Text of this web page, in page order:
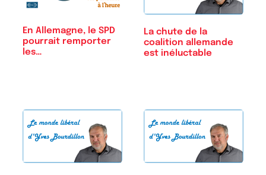
En Allemagne, le SPD
pourrait remporter
les…
La chute de la
coalition allemande
est inéluctable